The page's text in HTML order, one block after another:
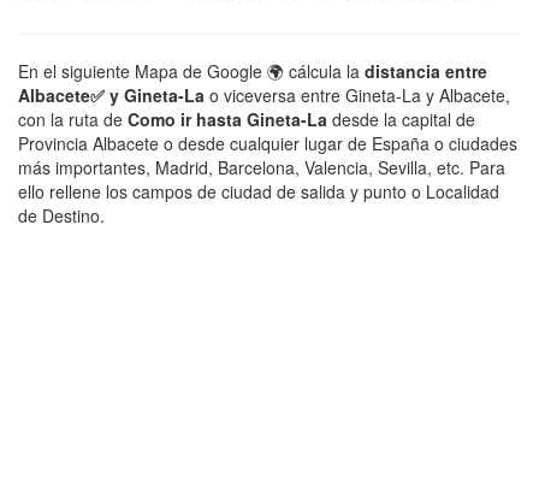
En el siguiente Mapa de Google 🌍 cálcula la distancia entre
Albacete✅ y Gineta-La o viceversa entre Gineta-La y Albacete,
con la ruta de Como ir hasta Gineta-La desde la capital de
Provincia Albacete o desde cualquier lugar de España o ciudades
más importantes, Madrid, Barcelona, Valencia, Sevilla, etc. Para
ello rellene los campos de ciudad de salida y punto o Localidad
de Destino.